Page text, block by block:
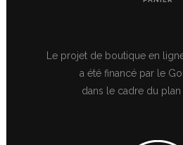
Le projet de boutique en
a été financé par le
dans le cadre du plan